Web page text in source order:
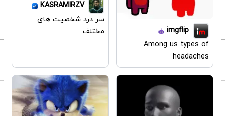
imgflip
Among us types of
headaches
KASRAMIRZV
سر درد شخصیت های
مختلف